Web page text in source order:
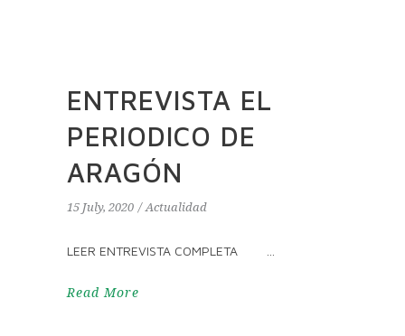
ENTREVISTA EL
PERIODICO DE
ARAGÓN
15 July, 2020 Actualidad
LEER ENTREVISTA COMPLETA
Read More